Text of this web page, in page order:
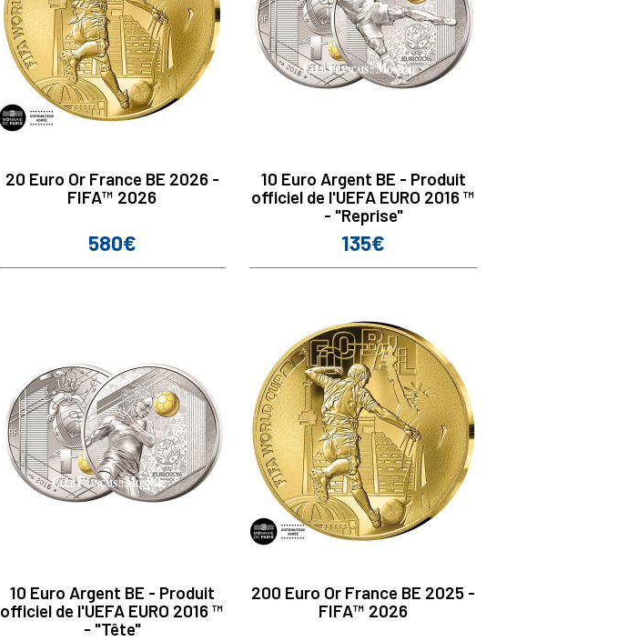
20 Euro Or France BE 2026 -
FIFA™ 2026
Prix
580€
10 Euro Argent BE - Produit
officiel de l'UEFA EURO 2016 ™
- "Reprise"
Prix
135€
10 Euro Argent BE - Produit
officiel de l'UEFA EURO 2016 ™
- "Tête"
200 Euro Or France BE 2025 -
FIFA™ 2026